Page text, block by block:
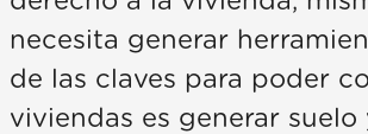
necesita generar
de las claves para poder
viviendas es generar suelo